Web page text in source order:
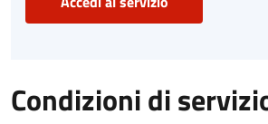
Condizioni di